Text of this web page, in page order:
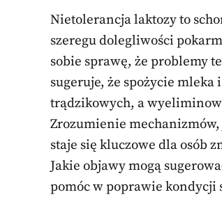
Nietolerancja laktozy to
szeregu dolegliwości
sobie sprawę, że problemy
sugeruje, że spożycie
trądzikowych, a
Zrozumienie
staje się kluczowe dla osób
Jakie objawy mogą
pomóc w poprawie kondycji